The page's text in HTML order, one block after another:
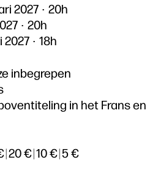
2027
20h
20h
2027
18h
inbegrepen
in het Frans en
|20 €|10 €|5 €